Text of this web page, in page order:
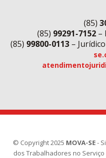
(85)
(85) 99291-7152–
(85) 99800-0113 –
© Copyright 2025 MOVA-SE-
dos Trabalhadores no Serviço